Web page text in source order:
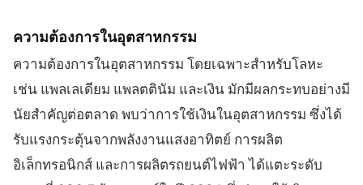
ความต้องการในอุตสาหกรรม
ความต้องการในอุตสาหกรรม โดยเฉพาะสำหรับโลหะ
เช่น แพลเลเดียม แพลตตินัม และเงิน มักมีผลกระทบอย่างมี
นัยสำคัญต่อตลาด พบว่าการใช้เงินในอุตสาหกรรม ซึ่งได้
รับแรงกระตุ้นจากพลังงานแสงอาทิตย์ การผลิต
อิเล็กทรอนิกส์ และการผลิตรถยนต์ไฟฟ้า ได้แตะระดับ